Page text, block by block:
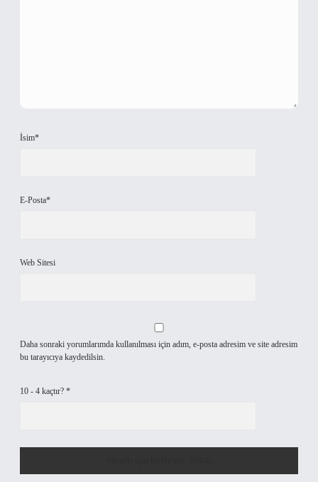
İsim*
E-Posta*
Web Sitesi
Daha sonraki yorumlarımda kullanılması için adım, e-posta adresim ve site adresim
bu tarayıcıya kaydedilsin.
10 - 4 kaçtır? *